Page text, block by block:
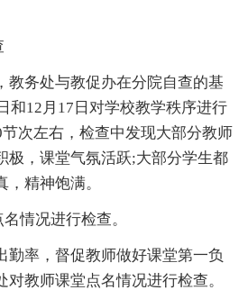
务处与教促办在分院自查的基
和12月17日对学校教学秩序进行
次左右，检查中发现大部分教师
极，课堂气氛活跃;大部分学生都
精神饱满。
况进行检查。
率，督促教师做好课堂第一负
教师课堂点名情况进行检查。